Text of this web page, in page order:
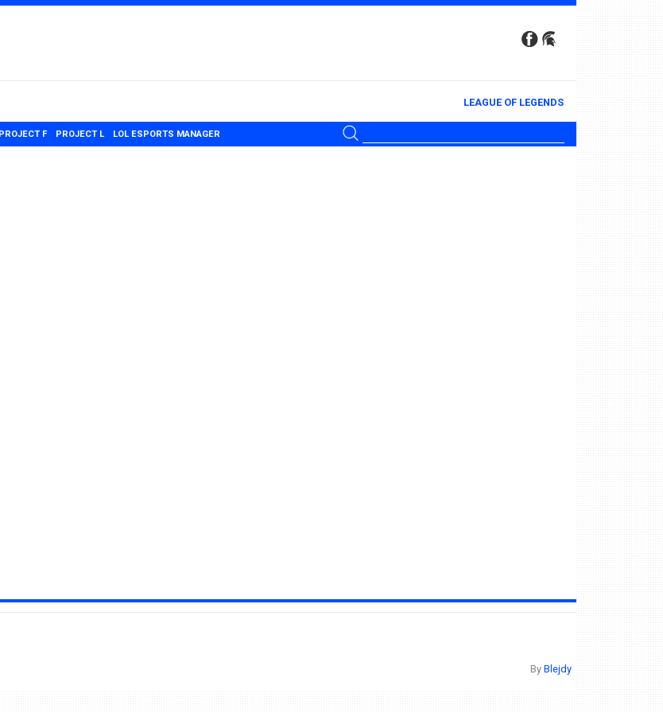
LEAGUE OF LEGENDS
PROJECT F PROJECT L LOL ESPORTS MANAGER
By Blejdy